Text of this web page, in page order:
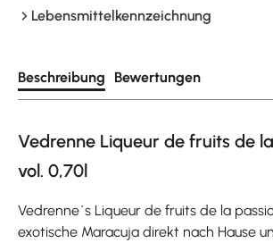
Lebensmittelkennzeichnung
Beschreibung Bewertungen
Vedrenne Liqueur de fruits de la
vol. 0,70l
Vedrenne´s Liqueur de fruits de la
exotische Maracuja direkt nach Hause